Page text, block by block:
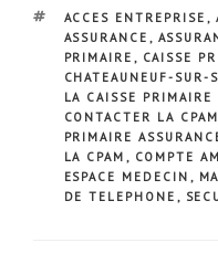
ÉTIQUETTES
ACCES ENTREPRISE ,
ASSURANCE ,
PRIMAIRE , CAISSE
CHATEAUNEUF-SUR-
LA CAISSE PRIMAIRE
CONTACTER LA CPAM
PRIMAIRE
LA CPAM , COMPTE
ESPACE MEDECIN ,
DE TELEPHONE ,